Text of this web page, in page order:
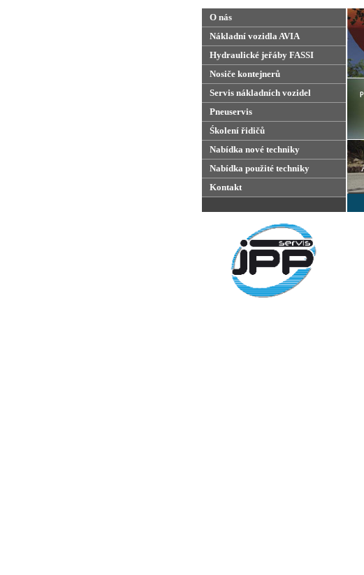
O nás
Nákladní vozidla AVIA
Hydraulické jeřáby FASSI
Nosiče kontejnerů
Servis nákladních vozidel
Pneuservis
Śkolení řidičů
Nabídka nové techniky
Nabídka použité techniky
Kontakt